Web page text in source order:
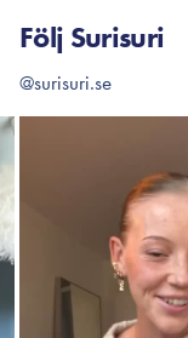
Följ Surisuri
@surisuri.se